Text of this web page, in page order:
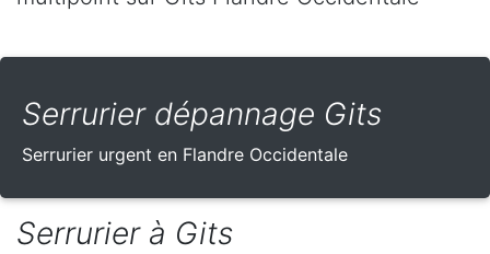
Serrurier dépannage Gits
Serrurier urgent en Flandre Occidentale
Serrurier à Gits